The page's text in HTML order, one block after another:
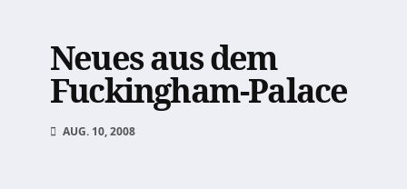
Neues aus dem
Fuckingham-Palace
AUG. 10, 2008